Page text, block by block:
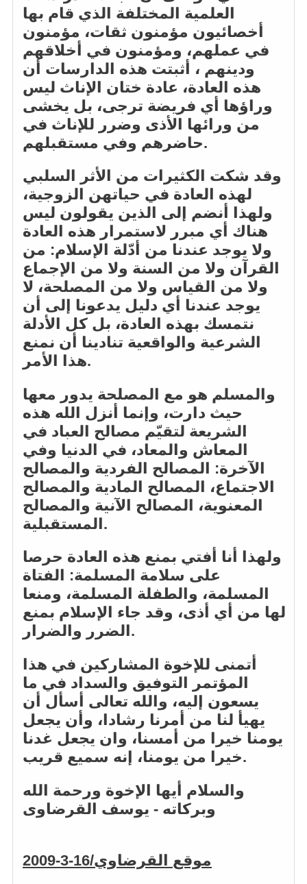
العلمية المختلفة الذي قام بها
أخصائيون مؤمنون ثقات، مؤمنون
في عملهم، ومؤمنون في أخلاقهم
ودينهم ، أثبتت هذه الدارسات أن
هذه العادة، عادة ختان الإناث ليس
وراؤها أي فريضة ترجى، بل يخشى
من ورائها الأذى وضرر للإناث في
حاضرهم وفي مستقبلهم.
وقد شكت الكثيرات من الأثر السلبي
لهذه العادة في حياتهن الزوجية،
ولهذا أنضم إلى الذين يقولون ليس
هناك أي مبرر لاستمرار هذه العادة
ولا يوجد عندنا من أدّلة الإسلام: من
القرآن ولا من السنة ولا من الإجماع
ولا من القياس ولا من المصلحة، لا
يوجد عندنا أي دليل يدعونا إلى أن
نتمسك بهذه العادة، بل كل الأدلة
الشرعية والواقعية تنادينا أن نمنع
هذا الأمر.
والمسلم هو مع المصلحة يدور معها
حيث دارت، وإنما أنزل الله هذه
الشريعة لتقيّم مصالح العباد في
المعاش والمعاد، في الدنيا وفي
الآخرة: المصالح الفردية والمصالح
الاجتماع، المصالح المادية والمصالح
المعنوية، المصالح الآنية والمصالح
المستقبلية.
ولهذا أنا أفتي بمنع هذه العادة حرصا
على سلامة المسلمة: الفتاة
المسلمة، والطفلة المسلمة، ومنعا
لها من أي أذى، وقد جاء الإسلام بمنع
الضرر والضرار.
أتمنى للإخوة المشاركين في هذا
المؤتمر التوفيق والسداد في ما
يسعون إليه، والله تعالى أسأل أن
يهيأ لنا من أمرنا رشادا، وأن يجعل
يومنا خيرا من أمسنا، وان يجعل غدنا
خيرا من يومنا، إنه سميع قريب.
والسلام أيها الإخوة ورحمة الله
وبركاته - يوسف القرضاوى
موقع القرضاوي/16-3-2009